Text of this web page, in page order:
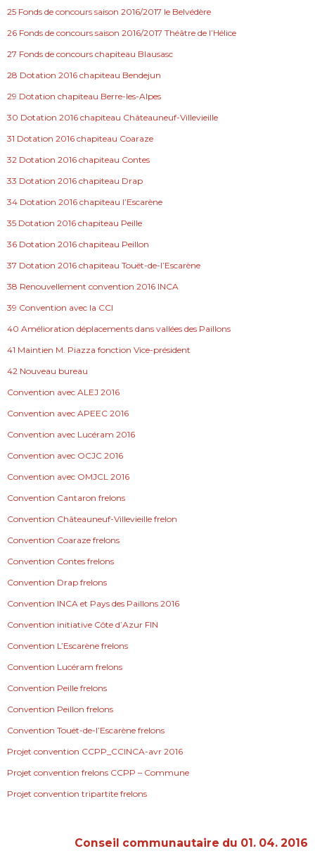
25 Fonds de concours saison 2016/2017 le Belvédère
26 Fonds de concours saison 2016/2017 Théâtre de l’Hélice
27 Fonds de concours chapiteau Blausasc
28 Dotation 2016 chapiteau Bendejun
29 Dotation chapiteau Berre-les-Alpes
30 Dotation 2016 chapiteau Châteauneuf-Villevieille
31 Dotation 2016 chapiteau Coaraze
32 Dotation 2016 chapiteau Contes
33 Dotation 2016 chapiteau Drap
34 Dotation 2016 chapiteau l’Escarène
35 Dotation 2016 chapiteau Peille
36 Dotation 2016 chapiteau Peillon
37 Dotation 2016 chapiteau Touët-de-l’Escarène
38 Renouvellement convention 2016 INCA
39 Convention avec la CCI
40 Amélioration déplacements dans vallées des Paillons
41 Maintien M. Piazza fonction Vice-président
42 Nouveau bureau
Convention avec ALEJ 2016
Convention avec APEEC 2016
Convention avec Lucéram 2016
Convention avec OCJC 2016
Convention avec OMJCL 2016
Convention Cantaron frelons
Convention Châteauneuf-Villevieille frelon
Convention Coaraze frelons
Convention Contes frelons
Convention Drap frelons
Convention INCA et Pays des Paillons 2016
Convention initiative Côte d’Azur FIN
Convention L’Escarène frelons
Convention Lucéram frelons
Convention Peille frelons
Convention Peillon frelons
Convention Touët-de-l’Escarène frelons
Projet convention CCPP_CCINCA-avr 2016
Projet convention frelons CCPP – Commune
Projet convention tripartite frelons
Conseil communautaire du 01. 04. 2016